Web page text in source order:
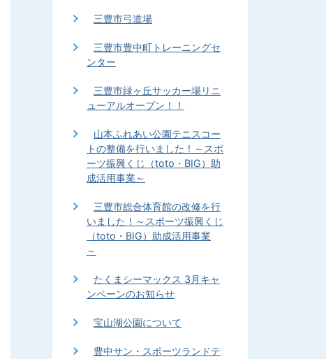
三豊市弓道場
三豊市豊中町トレーニングセ
ンター
三豊市緑ヶ丘サッカー場リニ
ューアルオープン！！
山本ふれあい公園テニスコー
トの整備を行いました！～スポ
ーツ振興くじ（toto・BIG）助
成活用事業～
三豊市総合体育館の改修を行
いました！～スポーツ振興くじ
（toto・BIG）助成活用事業
～
たくまシーマックス 3月キャ
ンペーンのお知らせ
宝山湖公園について
豊中サン・スポーツランドテ